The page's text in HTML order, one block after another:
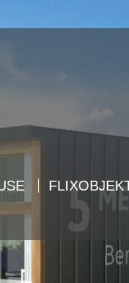
+1)
Cybersteel Inc.
Have
Drop us a